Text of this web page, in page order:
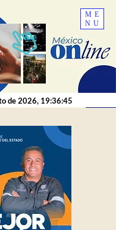
ME
NU
de 2026, 19:36:45